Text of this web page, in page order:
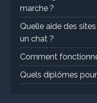
marche ?
Quelle aide des
un chat ?
Comment
Quels diplômes